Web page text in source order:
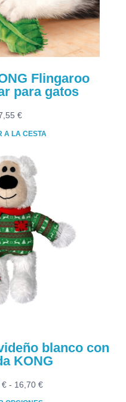
Flingaroo
para gatos
€
A LA CESTA
blanco con
KONG
€ - 16,70 €Rango